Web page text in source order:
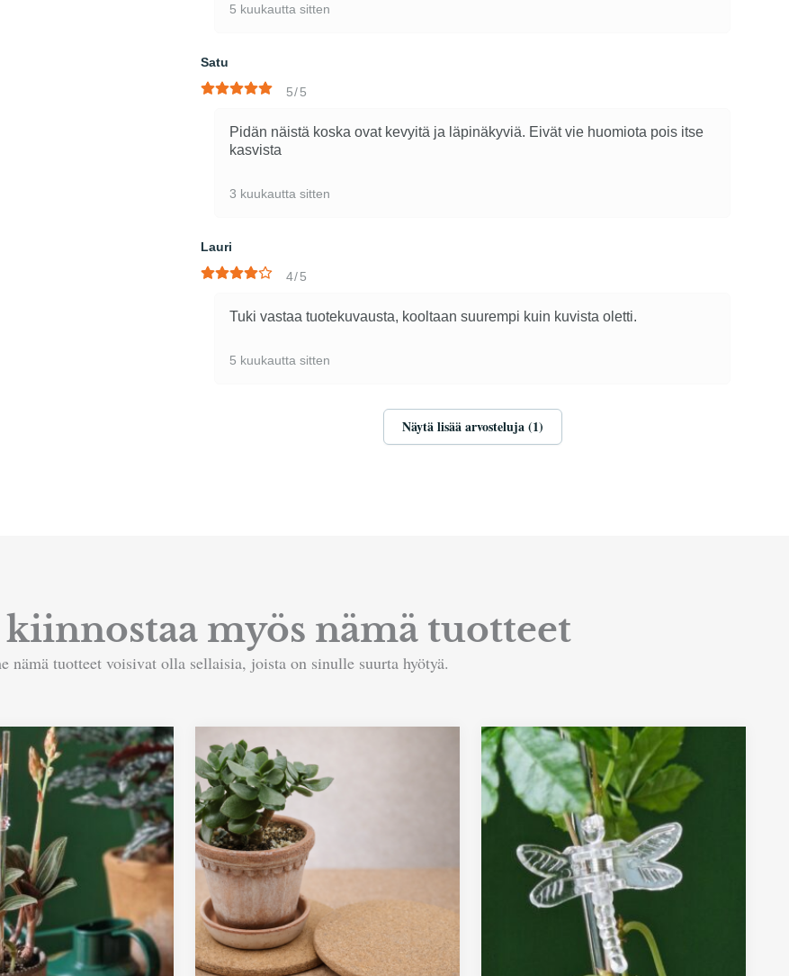
5 kuukautta sitten
Satu
5/5
Pidän näistä koska ovat kevyitä ja läpinäkyviä. Eivät vie huomiota pois itse
kasvista
3 kuukautta sitten
Lauri
4/5
Tuki vastaa tuotekuvausta, kooltaan suurempi kuin kuvista oletti.
5 kuukautta sitten
Näytä lisää arvosteluja (1)
myös nämä tuotteet
nämä tuotteet voisivat olla sellaisia, joista on sinulle suurta hyötyä.